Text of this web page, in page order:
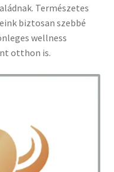
Természetes
biztosan szebbé
wellness
otthon is.